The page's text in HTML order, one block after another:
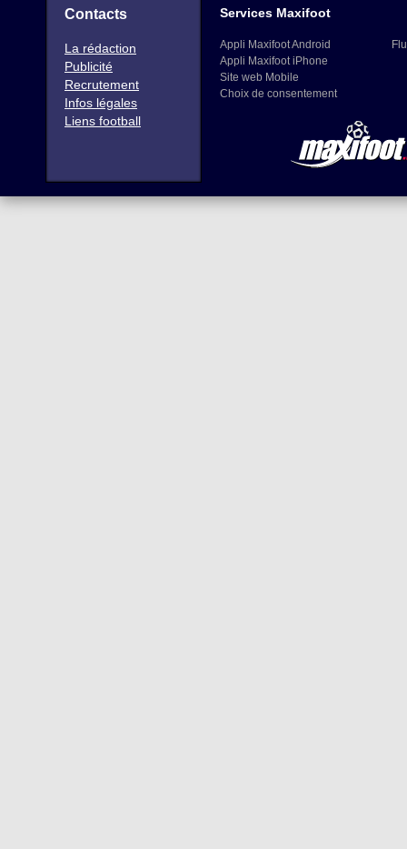
Contacts
La rédaction
Publicité
Recrutement
Infos légales
Liens football
Services Maxifoot
Appli Maxifoot Android
Appli Maxifoot iPhone
Site web Mobile
Choix de consentement